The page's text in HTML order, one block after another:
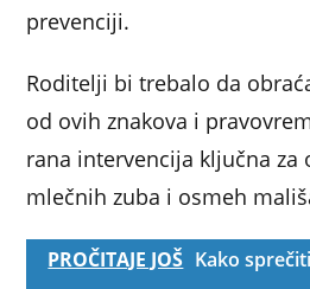
prevenciji.
Roditelji bi trebalo da
od ovih znakova i
rana intervencija ključna za
mlečnih zuba i osmeh
PROČITAJE JOŠ Kako sprečiti